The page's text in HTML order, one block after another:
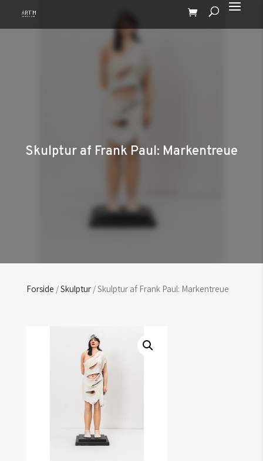
Skulptur af Frank Paul: Markentreue
Forside /Skulptur/ Skulptur af Frank Paul: Markentreue